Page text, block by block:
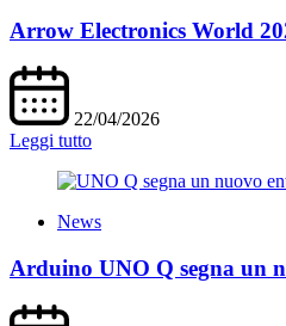
Arrow Electronics World
22/04/2026
Leggi tutto
News
Arduino UNO Q segna un